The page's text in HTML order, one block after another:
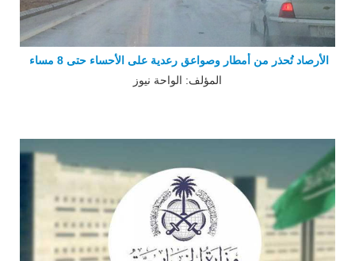
الأرصاد تُحذر من أمطار وصواعق رعدية على الأحساء حتى 8 مساء
المؤلف: الواحة نيوز